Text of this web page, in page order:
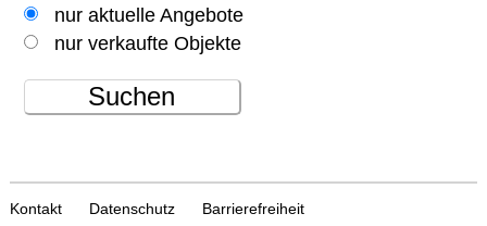
nur aktuelle Angebote
nur verkaufte Objekte
Suchen
Kontakt Datenschutz Barrierefreiheit